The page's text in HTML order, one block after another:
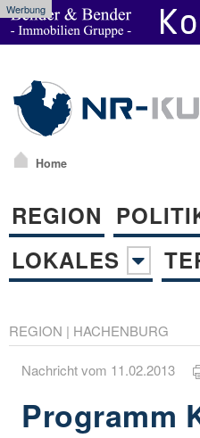
Werbung
Home
REGION
LOKALES
REGION | HACHENBURG
Nachricht vom 11.02.2013
Programm